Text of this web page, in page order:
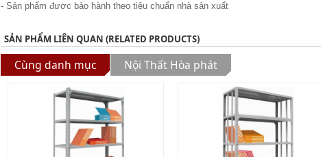
- Sản phẩm được bảo hành theo tiêu chuẩn nhà sản xuất
SẢN PHẨM LIÊN QUAN (RELATED PRODUCTS)
Cùng danh mục Nội Thất Hòa phát